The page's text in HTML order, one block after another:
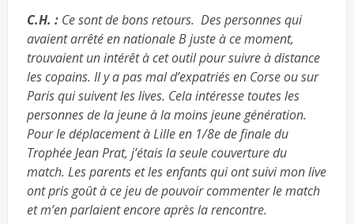
C.H. : Ce sont de bons retours. Des personnes qui
avaient arrêté en nationale B juste à ce moment,
trouvaient un intérêt à cet outil pour suivre à distance
les copains. Il y a pas mal d’expatriés en Corse ou sur
Paris qui suivent les lives. Cela intéresse toutes les
personnes de la jeune à la moins jeune génération.
Pour le déplacement à Lille en 1/8e de finale du
Trophée Jean Prat, j’étais la seule couverture du
match. Les parents et les enfants qui ont suivi mon live
ont pris goût à ce jeu de pouvoir commenter le match
et m’en parlaient encore après la rencontre.